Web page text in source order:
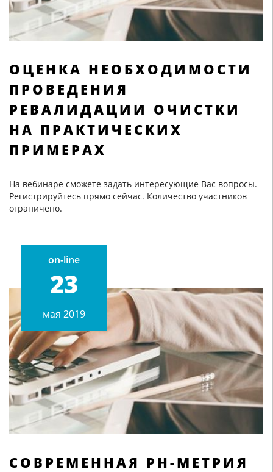
ОЦЕНКА НЕОБХОДИМОСТИ
ПРОВЕДЕНИЯ
РЕВАЛИДАЦИИ ОЧИСТКИ
НА ПРАКТИЧЕСКИХ
ПРИМЕРАХ
На вебинаре сможете задать интересующие Вас вопросы.
Регистрируйтесь прямо сейчас. Количество участников
ограничено.
on-line
23
мая 2019
СОВРЕМЕННАЯ РН-МЕТРИЯ